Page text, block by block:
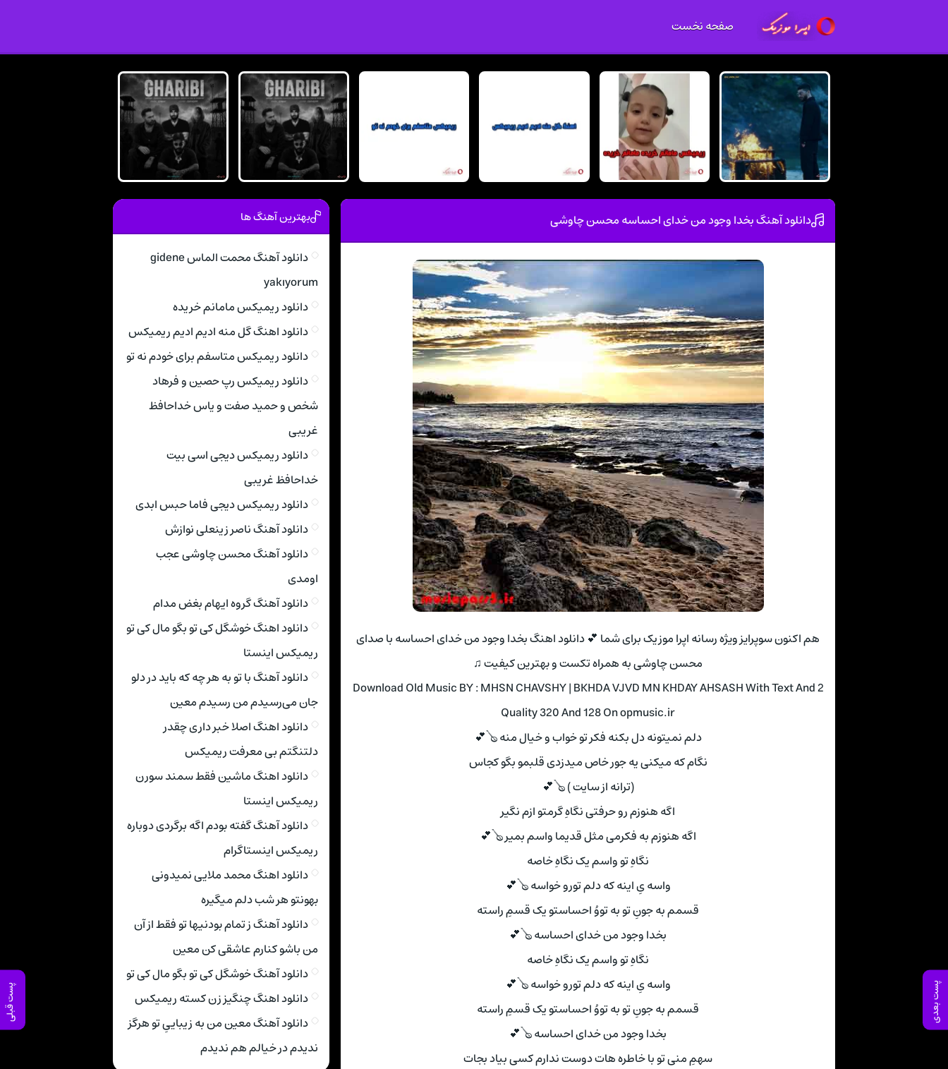
صفحه نخست
پست بعدی پست قبلی
دانلود آهنگ بخدا وجود من خدای احساسه محسن چاوشی
هم اکنون سوپرایز ویژه رسانه اپرا موزیک برای شما 💕 دانلود اهنگ بخدا وجود من خدای احساسه با صدای
محسن چاوشی به همراه تکست و بهترین کیفیت ♫
Download Old Music BY : MHSN CHAVSHY | BKHDA VJVD MN KHDAY AHSASH With Text And 2
Quality 320 And 128 On opmusic.ir
دلم نمیتونه دل بکنه فکر تو خواب و خیال منه 🪕💕
نگام که میکنی یه جور خاص میدزدی قلبمو بگو کجاس
(ترانه از سایت ) 🪕💕
اگه هنوزم رو حرفتی نگاهِ گرمتو ازم نگیر
اگه هنوزم به فکرمی مثل قدیما واسم بمیر 🪕💕
نگاهِ تو واسم یک نگاهِ خاصه
واسه یِ اینه که دلم تورو خواسه 🪕💕
قسمم به جونِ تو به تووُ احساستو یک قسمِ راسته
بخدا وجود من خدای احساسه 🪕💕
نگاهِ تو واسم یک نگاهِ خاصه
واسه یِ اینه که دلم تورو خواسه 🪕💕
قسمم به جونِ تو به تووُ احساستو یک قسمِ راسته
بخدا وجود من خدای احساسه 🪕💕
سهمِ منی تو با خاطره هات دوست ندارم کسی بیاد بجات
بهترین آهنگ ها
دانلود آهنگ محمت الماس gidene
yakıyorum
دانلود ریمیکس مامانم خریده
دانلود اهنگ گل منه ادیم ادیم ریمیکس
دانلود ریمیکس متاسفم برای خودم نه تو
دانلود ریمیکس رپ حصین و فرهاد
شخص و حمید صفت و یاس خداحافظ
غریبی
دانلود ریمیکس دیجی اسی بیت
خداحافظ غریبی
دانلود ریمیکس دیجی فاما حبس ابدی
دانلود آهنگ ناصر زینعلی نوازش
دانلود آهنگ محسن چاوشی عجب
اومدی
دانلود آهنگ گروه ایهام بغض مدام
دانلود اهنگ خوشگل کی تو بگو مال کی تو
ریمیکس اینستا
دانلود آهنگ با تو به هر چه که باید در دلو
جان می‌رسیدم من رسیدم معین
دانلود اهنگ اصلا خبر داری چقدر
دلتنگتم بی معرفت ریمیکس
دانلود اهنگ ماشین فقط سمند سورن
ریمیکس اینستا
دانلود آهنگ گفته بودم اگه برگردی دوباره
ریمیکس اینستاگرام
دانلود اهنگ محمد ملایی نمیدونی
بهونتو هر شب دلم میگیره
دانلود آهنگ ز تمام بودنیها تو فقط از آن
من باشو کنارم عاشقی کن معین
دانلود آهنگ خوشگل کی تو بگو مال کی تو
دانلود اهنگ چنگیز زن کسته ریمیکس
دانلود آهنگ معین من به زیباییِ تو هرگز
ندیدم در خیالم هم ندیدم